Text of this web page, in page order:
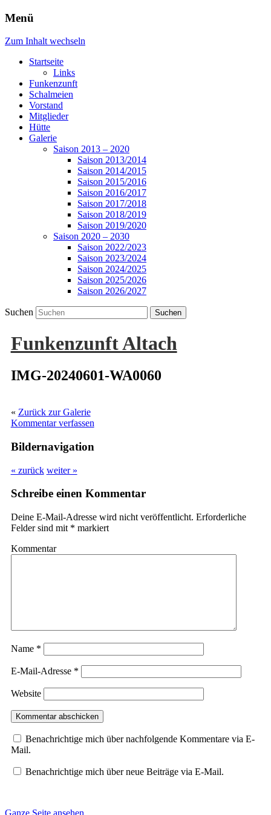
Menü
Zum Inhalt wechseln
Startseite
Links
Funkenzunft
Schalmeien
Vorstand
Mitglieder
Hütte
Galerie
Saison 2013 – 2020
Saison 2013/2014
Saison 2014/2015
Saison 2015/2016
Saison 2016/2017
Saison 2017/2018
Saison 2018/2019
Saison 2019/2020
Saison 2020 – 2030
Saison 2022/2023
Saison 2023/2024
Saison 2024/2025
Saison 2025/2026
Saison 2026/2027
Suchen
Funkenzunft Altach
IMG-20240601-WA0060
« Zurück zur Galerie
Kommentar verfassen
Bildernavigation
« zurück weiter »
Schreibe einen Kommentar
Deine E-Mail-Adresse wird nicht veröffentlicht. Erforderliche
Felder sind mit * markiert
Kommentar
Name *
E-Mail-Adresse *
Website
Benachrichtige mich über nachfolgende Kommentare via E-
Mail.
Benachrichtige mich über neue Beiträge via E-Mail.
Ganze Seite ansehen